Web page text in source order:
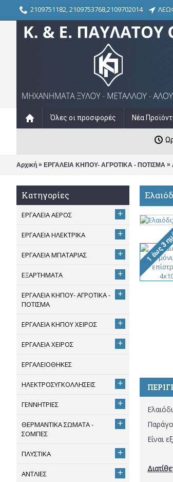
2109751182, 2109753768,2109702014
Όλες οι προσφορές Νέα
Αρχική » ΕΡΓΑΛΕΙΑ ΚΗΠΟΥ- ΑΓΡΟΤΙΚΑ - ΠΟΤΙΣΜΑ »
Κατηγορίες
ΕΡΓΑΛΕΙΑ ΑΕΡΟΣ +
ΕΡΓΑΛΕΙΑ ΗΛΕΚΤΡΙΚΑ +
ΕΡΓΑΛΕΙΑ ΜΠΑΤΑΡΙΑΣ +
ΕΞΑΡΤΗΜΑΤΑ +
ΕΡΓΑΛΕΙΑ ΚΗΠΟΥ- ΑΓΡΟΤΙΚΑ -
ΠΟΤΙΣΜΑ
+
ΕΡΓΑΛΕΙΑ ΚΗΠΟΥ ΧΕΙΡΟΣ +
ΕΡΓΑΛΕΙΑ ΧΕΙΡΟΣ +
ΕΡΓΑΛΕΙΟΘΗΚΕΣ
ΗΛΕΚΤΡΟΣΥΓΚΟΛΛΗΣΕΙΣ +
ΓΕΝΝΗΤΡΙΕΣ +
ΘΕΡΜΑΝΤΙΚΑ ΣΩΜΑΤΑ -
ΣΟΜΠΕΣ
+
ΠΛΥΣΤΙΚΑ +
ΑΝΤΛΙΕΣ +
Είναι